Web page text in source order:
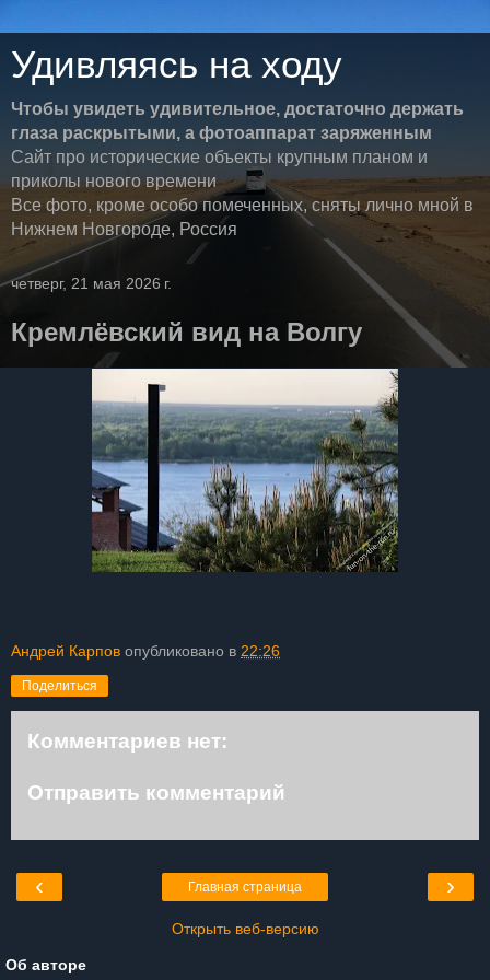
Удивляясь на ходу
Чтобы увидеть удивительное, достаточно держать
глаза раскрытыми, а фотоаппарат заряженным
Сайт про исторические объекты крупным планом и
приколы нового времени
Все фото, кроме особо помеченных, сняты лично мной в
Нижнем Новгороде, Россия
четверг, 21 мая 2026 г.
Кремлёвский вид на Волгу
Андрей Карпов опубликовано в 22:26
Поделиться
Комментариев нет:
Отправить комментарий
‹ ›
Главная страница
Открыть веб-версию
Об авторе